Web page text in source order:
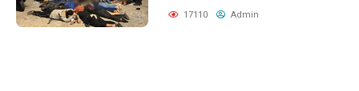
17110 Admin